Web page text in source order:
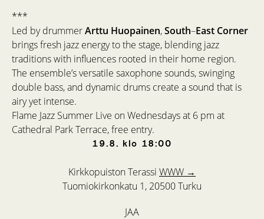
19.8. klo 18:00
Kirkkopuiston Terassi WWW →
Tuomiokirkonkatu 1, 20500 Turku
JAA
***
Led by drummerArttu Huopainen,South–East Corner
brings fresh jazz energy to the stage, blending jazz
traditions with influences rooted in their home region.
The ensemble’s versatile saxophone sounds, swinging
double bass, and dynamic drums create a sound that is
airy yet intense.
Flame Jazz Summer Live on Wednesdays at 6 pm at
Cathedral Park Terrace, free entry.